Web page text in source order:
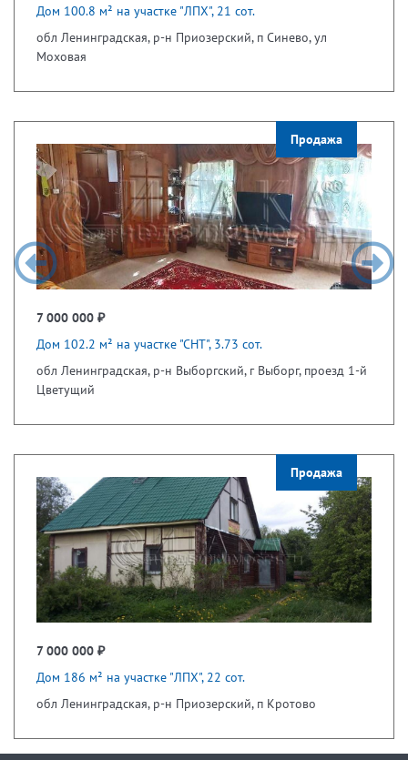
Дом 100.8 м² на участке "ЛПХ", 21 сот.
обл Ленинградская, р-н Приозерский, п Синево, ул
Моховая
Продажа
7 000 000 ₽
Дом 102.2 м² на участке "СНТ", 3.73 сот.
обл Ленинградская, р-н Выборгский, г Выборг, проезд 1-й
Цветущий
Продажа
7 000 000 ₽
Дом 186 м² на участке "ЛПХ", 22 сот.
обл Ленинградская, р-н Приозерский, п Кротово